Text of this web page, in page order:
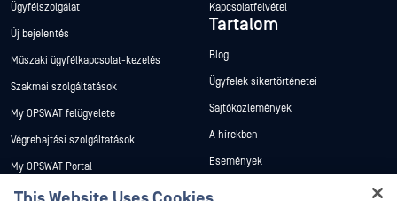
Ügyfélszolgálat
Új bejelentés
Műszaki ügyfélkapcsolat-kezelés
Szakmai szolgáltatások
My OPSWAT felügyelete
Végrehajtási szolgáltatások
My OPSWAT Portal
Műszaki dokumentáció
Kapcsolatfelvétel
Tartalom
Blog
Ügyfelek sikertörténetei
Sajtóközlemények
A hírekben
Események